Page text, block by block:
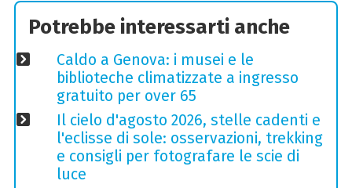
Potrebbe interessarti anche
Caldo a Genova: i musei e le
biblioteche climatizzate a ingresso
gratuito per over 65
Il cielo d'agosto 2026, stelle cadenti e
l'eclisse di sole: osservazioni, trekking
e consigli per fotografare le scie di
luce